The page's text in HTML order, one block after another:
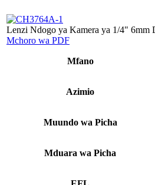
Lenzi Ndogo ya Kamera ya 1/4"
Mchoro wa PDF
Mfano
Azimio
Muundo wa Picha
Mduara wa Picha